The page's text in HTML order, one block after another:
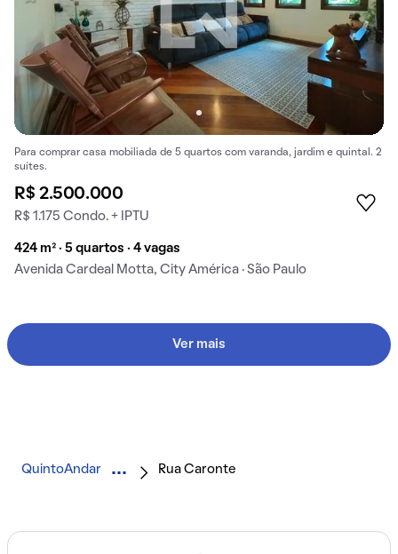
Para comprar casa mobiliada de 5 quartos com varanda, jardim e quintal. 2
suítes.
R$ 2.500.000
R$ 1.175 Condo. + IPTU
424 m² · 5 quartos · 4 vagas
Avenida Cardeal Motta, City América · São Paulo
Ver mais
QuintoAndar Rua Caronte